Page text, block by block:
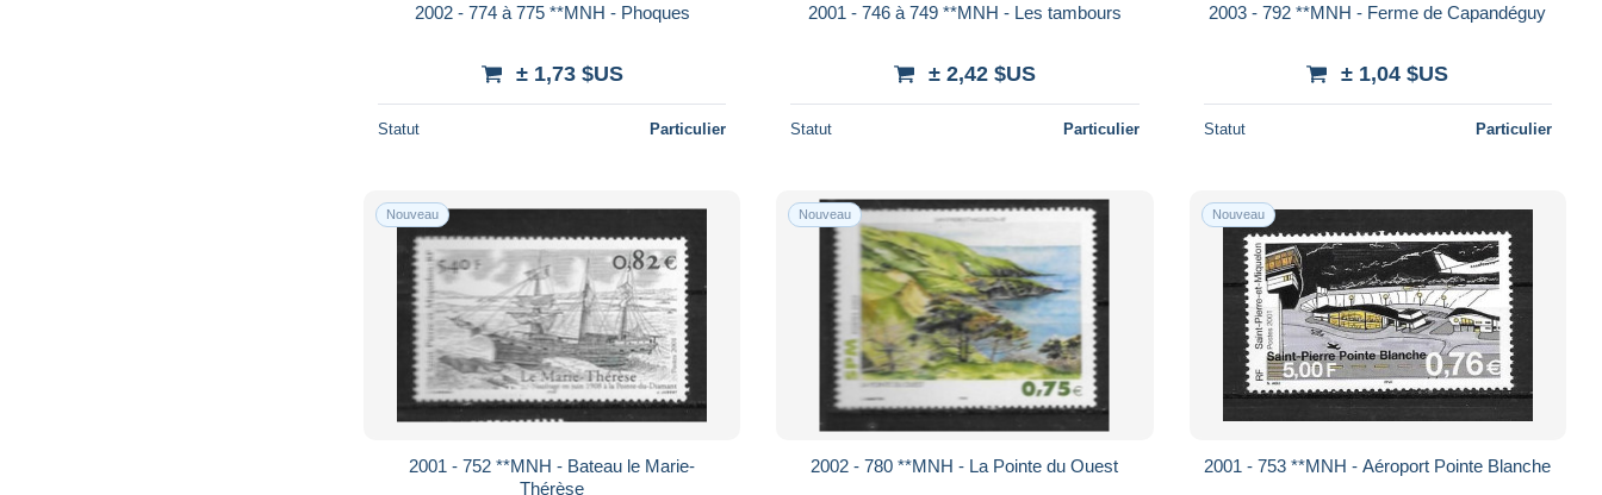
2002 - 774 à 775 **MNH - Phoques
± 1,73 $US
Statut Particulier
2001 - 746 à 749 **MNH - Les tambours
± 2,42 $US
Statut Particulier
2003 - 792 **MNH - Ferme de Capandéguy
± 1,04 $US
Statut Particulier
Nouveau
2001 - 752 **MNH - Bateau le Marie-
Thérèse
Nouveau
2002 - 780 **MNH - La Pointe du Ouest
Nouveau
2001 - 753 **MNH - Aéroport Pointe Blanche